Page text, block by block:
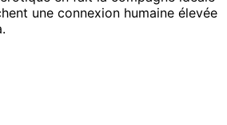
une connexion humaine élevée